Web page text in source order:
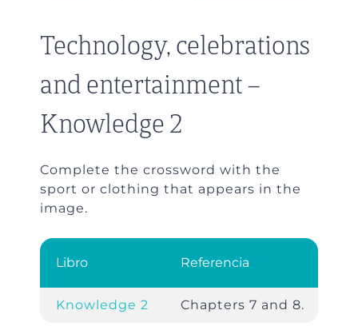
Technology, celebrations
and entertainment –
Knowledge 2
Complete the crossword with the
sport or clothing that appears in the
image.
Libro Referencia
Knowledge 2 Chapters 7 and 8.